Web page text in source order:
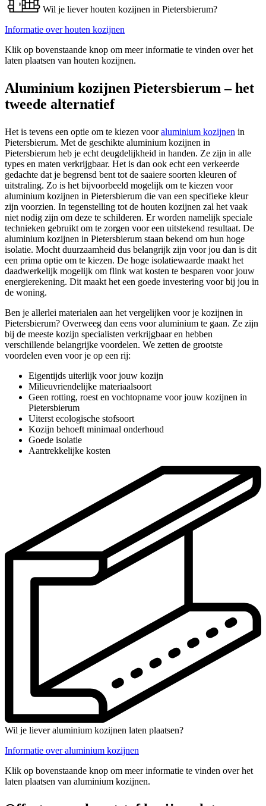
Wil je liever houten kozijnen in Pietersbierum?
Informatie over houten kozijnen
Klik op bovenstaande knop om meer informatie te vinden over het
laten plaatsen van houten kozijnen.
Aluminium kozijnen Pietersbierum – het
tweede alternatief
Het is tevens een optie om te kiezen vooraluminium kozijnen in
Pietersbierum. Met de geschikte aluminium kozijnen in
Pietersbierum heb je echt deugdelijkheid in handen. Ze zijn in alle
types en maten verkrijgbaar. Het is dan ook echt een verkeerde
gedachte dat je begrensd bent tot de saaiere soorten kleuren of
uitstraling. Zo is het bijvoorbeeld mogelijk om te kiezen voor
aluminium kozijnen in Pietersbierum die van een specifieke kleur
zijn voorzien. In tegenstelling tot de houten kozijnen zal het vaak
niet nodig zijn om deze te schilderen. Er worden namelijk speciale
technieken gebruikt om te zorgen voor een uitstekend resultaat. De
aluminium kozijnen in Pietersbierum staan bekend om hun hoge
isolatie. Mocht duurzaamheid dus belangrijk zijn voor jou dan is dit
een prima optie om te kiezen. De hoge isolatiewaarde maakt het
daadwerkelijk mogelijk om flink wat kosten te besparen voor jouw
energierekening. Dit maakt het een goede investering voor bij jou in
de woning.
Ben je allerlei materialen aan het vergelijken voor je kozijnen in
Pietersbierum? Overweeg dan eens voor aluminium te gaan. Ze zijn
bij de meeste kozijn specialisten verkrijgbaar en hebben
verschillende belangrijke voordelen. We zetten de grootste
voordelen even voor je op een rij:
Eigentijds uiterlijk voor jouw kozijn
Milieuvriendelijke materiaalsoort
Geen rotting, roest en vochtopname voor jouw kozijnen in
Pietersbierum
Uiterst ecologische stofsoort
Kozijn behoeft minimaal onderhoud
Goede isolatie
Aantrekkelijke kosten
Wil je liever aluminium kozijnen laten plaatsen?
Informatie over aluminium kozijnen
Klik op bovenstaande knop om meer informatie te vinden over het
laten plaatsen van aluminium kozijnen.